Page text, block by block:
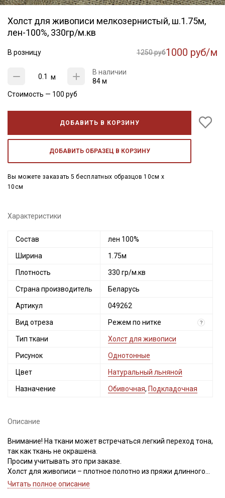
Холст для живописи мелкозернистый, ш.1.75м,
лен-100%, 330гр/м.кв
В розницу 1250 руб1000 руб/м
м
В наличии
84 м
Стоимость — 100 руб
ДОБАВИТЬ В КОРЗИНУ
ДОБАВИТЬ ОБРАЗЕЦ В КОРЗИНУ
Вы можете заказать 5 бесплатных образцов 10см x
10см
Характеристики
Состав лен 100%
Ширина 1.75м
Плотность 330 гр/м.кв
Страна производитель Беларусь
Артикул 049262
Вид отреза Режем по нитке ?
Тип ткани Холст для живописи
Рисунок Однотонные
Цвет Натуральный льняной
Назначение Обивочная, Подкладочная
Описание
Внимание! На ткани может встречаться легкий переход тона,
так как ткань не окрашена.
Просим учитывать это при заказе.
Холст для живописи – плотное полотно из пряжи длинного
волокна, ткань с характерным перпендикулярным
Читать полное описание
Секретная рассылка от Купава
Мы публикуем здесь дополнительные
Электронная почта